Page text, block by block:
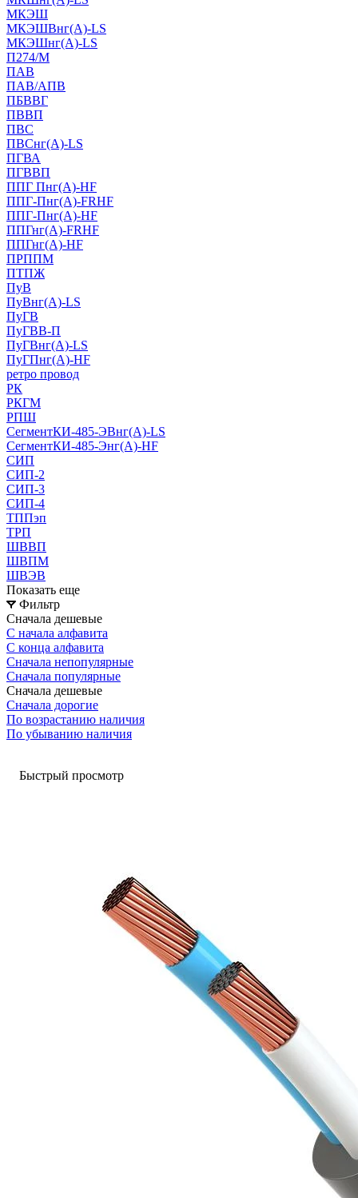
МКЭШ
МКЭШВнг(А)-LS
МКЭШнг(А)-LS
П274/М
ПАВ
ПАВ/АПВ
ПБВВГ
ПВВП
ПВС
ПВСнг(А)-LS
ПГВА
ПГВВП
ППГ Пнг(А)-HF
ППГ-Пнг(А)-FRHF
ППГ-Пнг(А)-HF
ППГнг(А)-FRHF
ППГнг(А)-HF
ПРППМ
ПТПЖ
ПуВ
ПуВнг(А)-LS
ПуГВ
ПуГВВ-П
ПуГВнг(А)-LS
ПуГПнг(А)-HF
ретро провод
РК
РКГМ
РПШ
СегментКИ-485-ЭВнг(А)-LS
СегментКИ-485-Энг(А)-HF
СИП
СИП-2
СИП-3
СИП-4
ТППэп
ТРП
ШВВП
ШВПМ
ШВЭВ
Показать еще
Фильтр
Сначала дешевые
С начала алфавита
С конца алфавита
Сначала непопулярные
Сначала популярные
Сначала дешевые
Сначала дорогие
По возрастанию наличия
По убыванию наличия
Быстрый просмотр